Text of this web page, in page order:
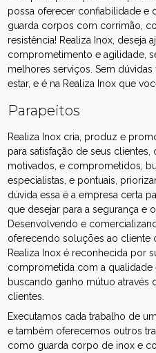
possa oferecer confiabilidade e
guarda corpos com corrimão,
resistência! Realiza Inox, deseja
comprometimento e agilidade,
melhores serviços. Sem
estar, e é na Realiza Inox que
Parapeitos
Realiza Inox cria, produz e
para satisfação de seus
motivados, e comprometidos,
especialistas, e pontuais,
dúvida essa é a empresa certa
que desejar para a segurança e
Desenvolvendo e
oferecendo soluções ao cliente
Realiza Inox é reconhecida por
comprometida com a qualidade
buscando ganho mútuo através
clientes.
Executamos cada trabalho de
e também oferecemos outros
como guarda corpo de inox e